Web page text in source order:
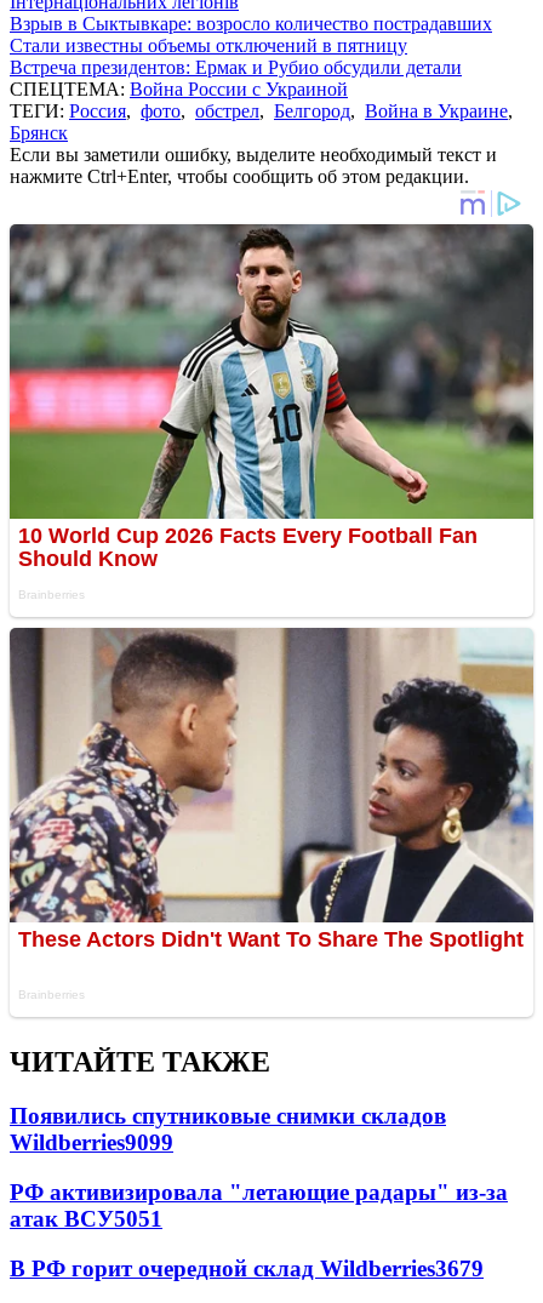
Взрыв в Сыктывкаре: возросло количество пострадавших
Стали известны объемы отключений в пятницу
Встреча президентов: Ермак и Рубио обсудили детали
СПЕЦТЕМА: Война России с Украиной
ТЕГИ: Россия, фото, обстрел, Белгород, Война в Украине,
Брянск
Если вы заметили ошибку, выделите необходимый текст и
нажмите Ctrl+Enter, чтобы сообщить об этом редакции.
ЧИТАЙТЕ ТАКЖЕ
Появились спутниковые снимки складов
Wildberries9099
РФ активизировала "летающие радары" из-за
атак ВСУ5051
В РФ горит очередной склад Wildberries3679